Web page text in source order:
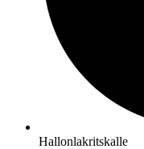
Hallonlakritskalle